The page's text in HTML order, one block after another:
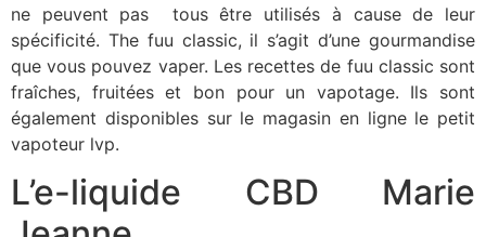
ne peuvent pas tous être utilisés à cause de leur
spécificité. The fuu classic, il s’agit d’une gourmandise
que vous pouvez vaper. Les recettes de fuu classic sont
fraîches, fruitées et bon pour un vapotage. Ils sont
également disponibles sur le magasin en ligne le petit
vapoteur lvp.
L’e-liquide CBD Marie